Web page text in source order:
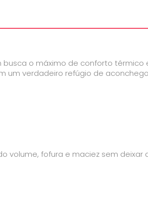
busca o máximo de conforto
um verdadeiro refúgio de
volume, fofura e maciez sem